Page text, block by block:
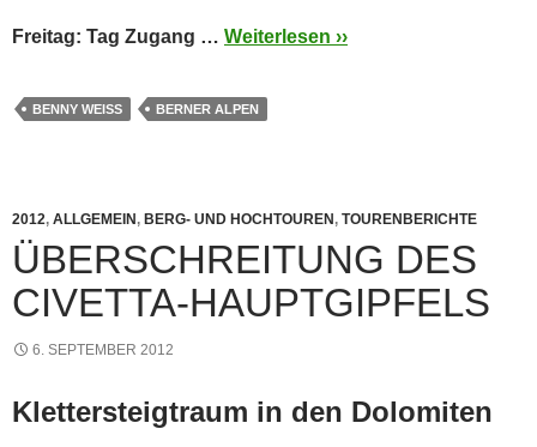
Freitag: Tag Zugang … Weiterlesen ››
BENNY WEISS BERNER ALPEN
2012, ALLGEMEIN, BERG- UND HOCHTOUREN, TOURENBERICHTE
ÜBERSCHREITUNG DES
CIVETTA-HAUPTGIPFELS
6. SEPTEMBER 2012
Klettersteigtraum in den Dolomiten